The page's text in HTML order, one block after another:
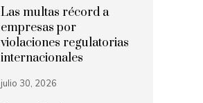
Las multas récord a
empresas por
violaciones regulatorias
internacionales
julio 30, 2026